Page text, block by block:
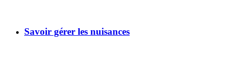
Savoir gérer les nuisances